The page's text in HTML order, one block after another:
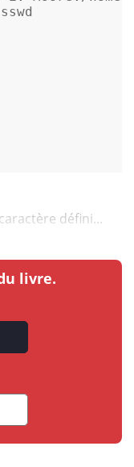
défini...
livre.